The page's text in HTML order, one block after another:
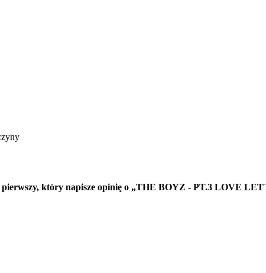
pierwszy, który napisze opinię o „THE BOYZ - PT.3 LOVE